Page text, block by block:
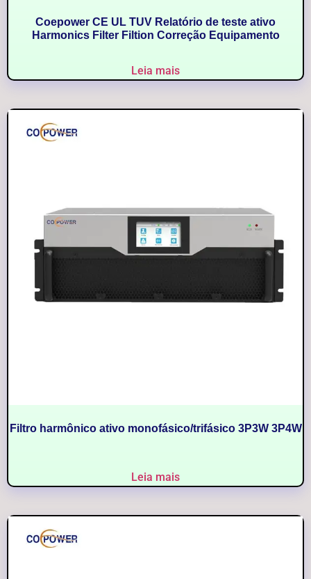
Coepower CE UL TUV Relatório de teste ativo
Harmonics Filter Filtion Correção Equipamento
Leia mais
Filtro harmônico ativo monofásico/trifásico 3P3W 3P4W
Leia mais